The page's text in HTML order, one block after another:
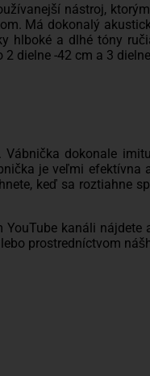
nástroj,
Má dokonalý
a dlhé tóny
dielne -42 cm a 3
dokonale
je veľmi
keď sa roztiahne
kanáli
prostredníctvom